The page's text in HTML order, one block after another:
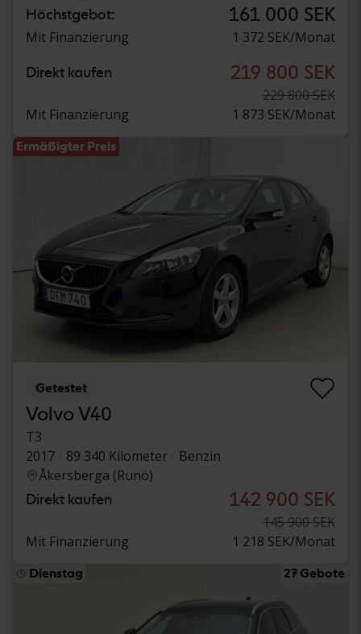
Höchstgebot: 161 000 SEK
Mit Finanzierung 1 372 SEK/Monat
Direkt kaufen 219 800 SEK
229 800 SEK
Mit Finanzierung
1 873 SEK/Monat
Ermäßigter Preis
Getestet
Volvo V40
T3
2017
89 340 Kilometer
Benzin
Åkersberga (Runö)
Direkt kaufen 142 900 SEK
145 900 SEK
Mit Finanzierung
1 218 SEK/Monat
Dienstag 27 Gebote